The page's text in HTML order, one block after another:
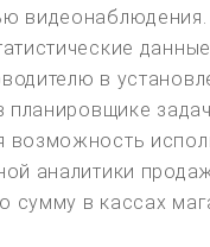
видеонаблюдения.
в
планировщике
возможность
аналитики
сумму в кассах